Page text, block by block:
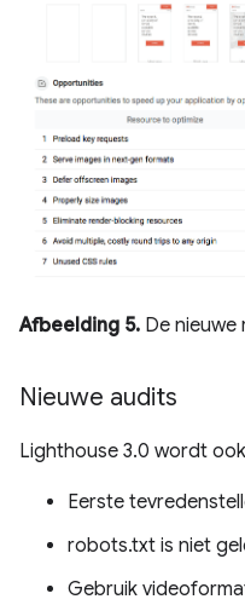
Afbeelding 5. De nieuwe
Nieuwe audits
Lighthouse 3.0 wordt
Eerste
robots.txt is niet
Gebruik